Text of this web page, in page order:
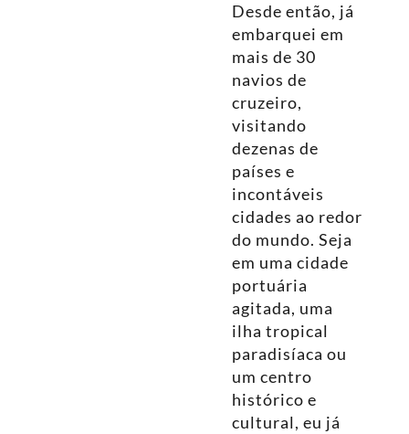
Desde então, já
embarquei em
mais de 30
navios de
cruzeiro,
visitando
dezenas de
países e
incontáveis
cidades ao redor
do mundo. Seja
em uma cidade
portuária
agitada, uma
ilha tropical
paradisíaca ou
um centro
histórico e
cultural, eu já